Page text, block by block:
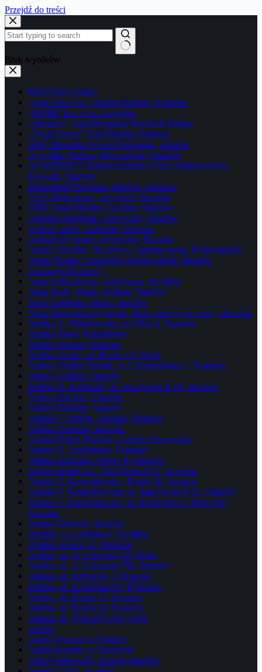
Przejdź do treści
Brak wyników
#9615 (bez tytułu)
„Auto-Eko-Gaz” Robert Karbarz, Połaniec
„BTBB” Sp. z o.o. Grzybów
„Juhnkers” Auto-Wymiana Wojciech Juhnke
„Świat Fryzur” Ewa Balicka, Połaniec
ABC Maluszka Sylwia Domagała, Staszów
Agro-Mar Tadeusz Marczewski, Staszów
AKWEDUKT Zakład Instalacji i Sieci Sanitarnych A.
Kowalik, Staszów
Aleksandra Porębska, dietetyk, Staszów
Alicja Najmowicz, alergolog, Staszów
AMC Instal Mariusz Cecelon, Staszów
Andrzej Altenberg, weterynarz, Staszów
Andrzej Janik, kardiolog, Staszów
Andrzej Zygmunt, laryngolog, Staszów
Aneta i Jarosław Nawroccy, Agroturystyka, Domoradzice
Aneta Pragacz, internista, endokrynolog, Staszów
Animacje dla dzieci
Anna Goliczewska, weterynarz, Szydłów
Anna Janik, lekarz, okulista, Staszów
Anna Lubelska, lekarz, Staszów
Anna Strugalska-Zygmunt, lekarz medycyny pracy, Staszów
Apteka A. Wiktorowska, ul. Złota 2, Staszów
Apteka Aloes, Koniemłoty
Apteka Apfarm, Połaniec
Apteka Arnika, ul. Rynek 13, Osiek
Apteka Artfarm Prolek, ul. Czarnieckiego 1, Połaniec
Apteka Artfarm, Staszów
Apteka D. Kiełtucka, ul. Jana Pawła II 10, Staszów
Apteka Eskulap, Połaniec
Apteka Eskulap, Staszów
Apteka J. Ostafin, Zawada, Połaniec
Apteka Osobista, Staszów
Apteka Prolek Staszów, Galeria Staszowska
Apteka R. Szerłomska, Połaniec
Apteka Rodzinna Amber II, Staszów
Apteka Społeczna, Jana Pawła II 22, Staszów
Apteka T. Kasperkiewicz, Rynek 30, Staszów
Apteka T. Kasperkiewicz, ul. Jana Pawła II 23, Staszów
Apteka T. Kasperkiewicz, ul. Konstytucji 3 Maja 10c,
Staszów
Apteka Zdrowie, Staszów
Apteka, os. Łokietka 1, Szydłów
Apteka, Rynek 11, Oleśnica
Apteka, ul. 11 Listopada 14, Osiek
Apteka, ul. 11 Listopada 76a, Staszów
Apteka, ul. Jędrusiów 3, Bogoria
Apteka, ul. Kościelna 8/1, Rytwiany
Apteka, ul. Rynek 17, Bogoria
Apteka, ul. Rynek 34, Bogoria
Apteka, ul. Wolności 18a, Osiek
Apteki
Apteki dyżurne w Połańcu
Apteki dyżurne w Staszowie
Artur Fijałkowski, chirurg, Staszów